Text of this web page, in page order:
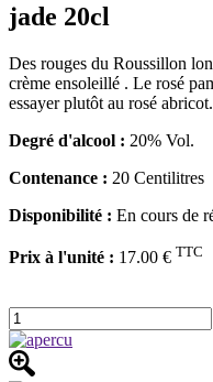
jade 20cl
Des rouges du Roussillon
crème ensoleillé . Le rosé
essayer plutôt au rosé abricot.
Degré d'alcool : 20% Vol.
Contenance : 20 Centilitres
Disponibilité : En cours de
Prix à l'unité : 17.00 € TTC